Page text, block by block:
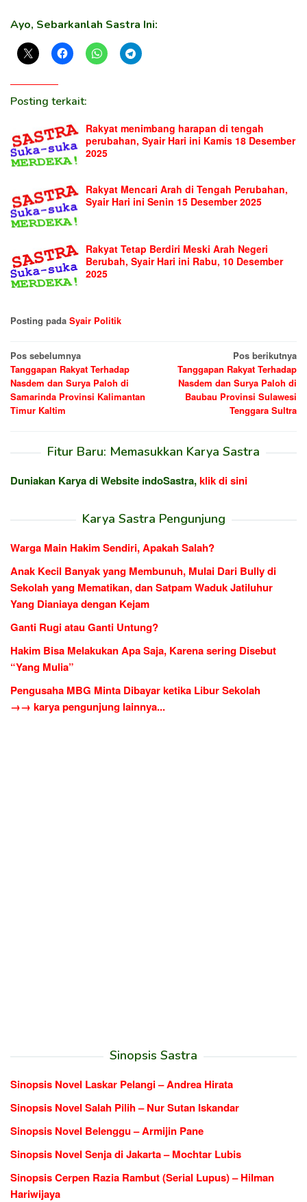
Ayo, Sebarkanlah Sastra Ini:
Posting terkait:
Rakyat menimbang harapan di tengah
perubahan, Syair Hari ini Kamis 18 Desember
2025
Rakyat Mencari Arah di Tengah Perubahan,
Syair Hari ini Senin 15 Desember 2025
Rakyat Tetap Berdiri Meski Arah Negeri
Berubah, Syair Hari ini Rabu, 10 Desember
2025
Posting pada Syair Politik
Navigasi
pos
Pos sebelumnya
Tanggapan Rakyat Terhadap
Nasdem dan Surya Paloh di
Samarinda Provinsi Kalimantan
Timur Kaltim
Pos berikutnya
Tanggapan Rakyat Terhadap
Nasdem dan Surya Paloh di
Baubau Provinsi Sulawesi
Tenggara Sultra
Fitur Baru: Memasukkan Karya Sastra
Duniakan Karya di Website indoSastra,klik di sini
Karya Sastra Pengunjung
Warga Main Hakim Sendiri, Apakah Salah?
Anak Kecil Banyak yang Membunuh, Mulai Dari Bully di
Sekolah yang Mematikan, dan Satpam Waduk Jatiluhur
Yang Dianiaya dengan Kejam
Ganti Rugi atau Ganti Untung?
Hakim Bisa Melakukan Apa Saja, Karena sering Disebut
“Yang Mulia”
Pengusaha MBG Minta Dibayar ketika Libur Sekolah
→→ karya pengunjung lainnya...
Sinopsis Sastra
Sinopsis Novel Laskar Pelangi – Andrea Hirata
Sinopsis Novel Salah Pilih – Nur Sutan Iskandar
Sinopsis Novel Belenggu – Armijin Pane
Sinopsis Novel Senja di Jakarta – Mochtar Lubis
Sinopsis Cerpen Razia Rambut (Serial Lupus) – Hilman
Hariwijaya